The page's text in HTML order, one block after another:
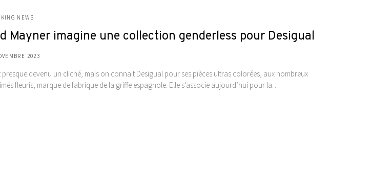
NEWS
Mayner imagine une collection genderless pour Desigual
2023
presque devenu un cliché, mais on connait Desigual pour ses pièces ultras colorées, aux nombreux
fleuris, marque de fabrique de la griffe espagnole. Elle s’associe aujourd’hui pour la…